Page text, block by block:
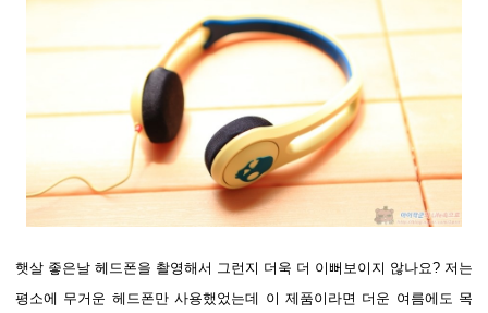
햇살 좋은날 헤드폰을 촬영해서 그런지 더욱 더 이뻐보이지 않나요? 저는
평소에 무거운 헤드폰만 사용했었는데 이 제품이라면 더운 여름에도 목